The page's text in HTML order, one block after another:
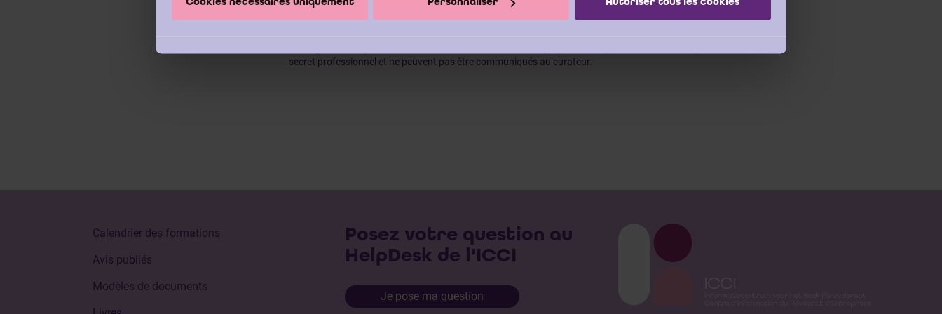
secret professionnel et ne peuvent pas être communiqués au curateur.
Calendrier des formations
Avis publiés
Modèles de documents
Posez votre question au
HelpDesk de l'ICCI
Je pose ma question